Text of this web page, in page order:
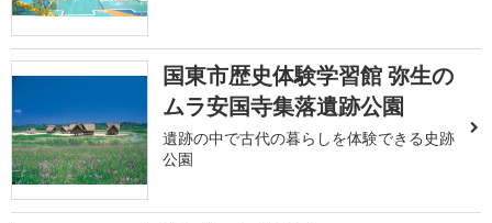
国東市歴史体験学習館 弥生の
ムラ安国寺集落遺跡公園
遺跡の中で古代の暮らしを体験できる史跡
公園